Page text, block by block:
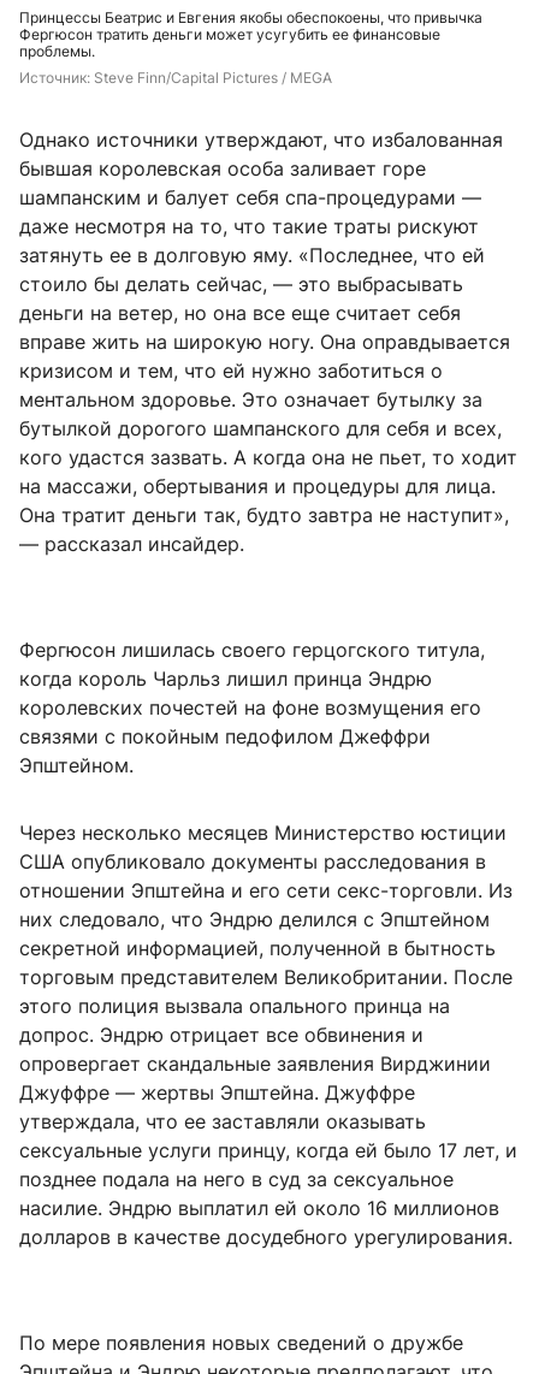
Принцессы Беатрис и Евгения якобы обеспокоены, что привычка
Фергюсон тратить деньги может усугубить ее финансовые
проблемы.
Источник: Steve Finn/Capital Pictures / MEGA
Однако источники утверждают, что избалованная
бывшая королевская особа заливает горе
шампанским и балует себя спа-процедурами —
даже несмотря на то, что такие траты рискуют
затянуть ее в долговую яму. «Последнее, что ей
стоило бы делать сейчас, — это выбрасывать
деньги на ветер, но она все еще считает себя
вправе жить на широкую ногу. Она оправдывается
кризисом и тем, что ей нужно заботиться о
ментальном здоровье. Это означает бутылку за
бутылкой дорогого шампанского для себя и всех,
кого удастся зазвать. А когда она не пьет, то ходит
на массажи, обертывания и процедуры для лица.
Она тратит деньги так, будто завтра не наступит»,
— рассказал инсайдер.
Фергюсон лишилась своего герцогского титула,
когда король Чарльз лишил принца Эндрю
королевских почестей на фоне возмущения его
связями с покойным педофилом Джеффри
Эпштейном.
Через несколько месяцев Министерство юстиции
США опубликовало документы расследования в
отношении Эпштейна и его сети секс-торговли. Из
них следовало, что Эндрю делился с Эпштейном
секретной информацией, полученной в бытность
торговым представителем Великобритании. После
этого полиция вызвала опального принца на
допрос. Эндрю отрицает все обвинения и
опровергает скандальные заявления Вирджинии
Джуффре — жертвы Эпштейна. Джуффре
утверждала, что ее заставляли оказывать
сексуальные услуги принцу, когда ей было 17 лет, и
позднее подала на него в суд за сексуальное
насилие. Эндрю выплатил ей около 16 миллионов
долларов в качестве досудебного урегулирования.
По мере появления новых сведений о дружбе